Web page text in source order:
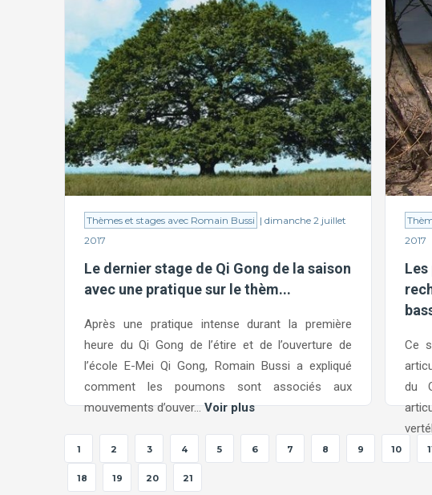
Thèmes et stages avec Romain Bussi | dimanche 2 juillet
2017
Le dernier stage de Qi Gong de la saison
avec une pratique sur le thèm...
Après une pratique intense durant la première
heure du Qi Gong de l’étire et de l’ouverture de
l’école E-Mei Qi Gong, Romain Bussi a expliqué
comment les poumons sont associés aux
mouvements d’ouver...Voir plus
2017
Ce
du
1 2 3 4 5 6 7 8 9 10
18 19 20 21